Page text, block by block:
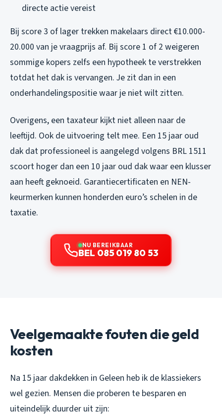
directe actie vereist
Bij score 3 of lager trekken makelaars direct €10.000-
20.000 van je vraagprijs af. Bij score 1 of 2 weigeren
sommige kopers zelfs een hypotheek te verstrekken
totdat het dak is vervangen. Je zit dan in een
onderhandelingspositie waar je niet wilt zitten.
Overigens, een taxateur kijkt niet alleen naar de
leeftijd. Ook de uitvoering telt mee. Een 15 jaar oud
dak dat professioneel is aangelegd volgens BRL 1511
scoort hoger dan een 10 jaar oud dak waar een klusser
aan heeft geknoeid. Garantiecertificaten en NEN-
keurmerken kunnen honderden euro’s schelen in de
taxatie.
NU BEREIKBAAR
BEL 085 019 80 53
Veelgemaakte fouten die geld
kosten
Na 15 jaar dakdekken in Geleen heb ik de klassiekers
wel gezien. Mensen die proberen te besparen en
uiteindelijk duurder uit zijn: